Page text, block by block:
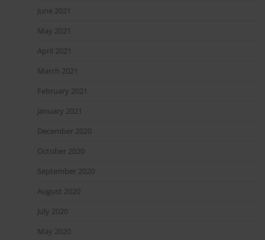
June 2021
May 2021
April 2021
March 2021
February 2021
January 2021
December 2020
October 2020
September 2020
August 2020
July 2020
May 2020